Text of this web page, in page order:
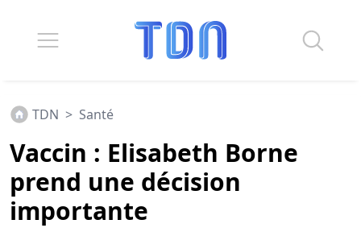
TDN > Santé
Vaccin : Elisabeth Borne
prend une décision
importante